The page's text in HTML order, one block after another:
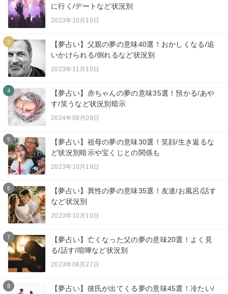
に行く/デートなど状況別
2023年10月10日
3
【夢占い】父親の夢の意味40選！おかしくなる/追
いかけられる/倒れるなど状況別
2023年11月10日
4
【夢占い】赤ちゃんの夢の意味35選！預かる/あや
す/笑うなど状況別暗示
2024年09月09日
5
【夢占い】祖母の夢の意味30選！笑顔/生き返るな
ど状況別暗示や宝くじとの関係も
2023年10月19日
6
【夢占い】異性の夢の意味35選！友達/お風呂/話す
など状況別
2023年10月10日
7
【夢占い】亡くなった父の夢の意味20選！よく見
る/話す/喧嘩など状況別
2023年08月27日
8
【夢占い】彼氏が出てくる夢の意味45選！冷たい/